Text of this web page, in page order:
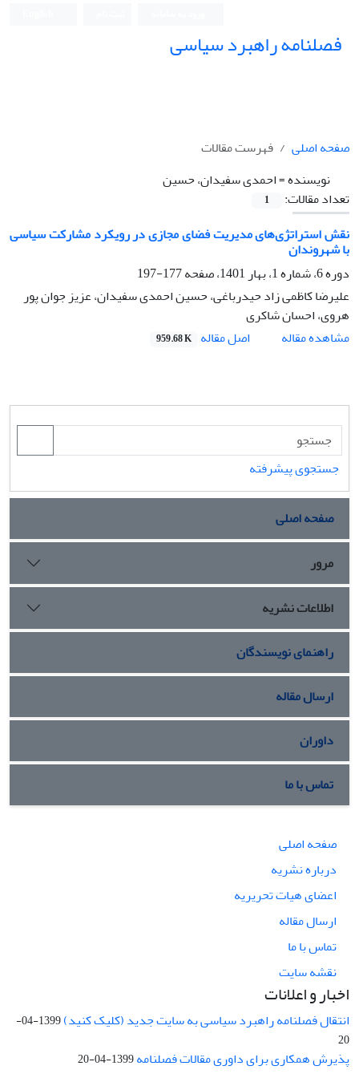
فصلنامه راهبرد سیاسی
صفحه اصلی
فهرست مقالات
نویسنده =احمدی سفیدان، حسین
تعداد مقالات:
1
نقش استراتژی‌های مدیریت فضای مجازی در رویکرد مشارکت سیاسی
با شهروندان
دوره 6، شماره 1، بهار 1401، صفحه
177-197
علیرضا کاظمی زاد حیدرباغی، حسین احمدی سفیدان، عزیز جوان پور
هروی، احسان شاکری
مشاهده مقاله
اصل مقاله 959.68 K
جستجوی پیشرفته
صفحه اصلی
مرور
اطلاعات نشریه
راهنمای نویسندگان
ارسال مقاله
داوران
تماس با ما
صفحه اصلی
درباره نشریه
اعضای هیات تحریریه
ارسال مقاله
تماس با ما
نقشه سایت
اخبار و اعلانات
انتقال فصلنامه راهبرد سیاسی به سایت جدید (کلیک کنید)
1399-04-
20
پذیرش همکاری برای داوری مقالات فصلنامه1399-04-20